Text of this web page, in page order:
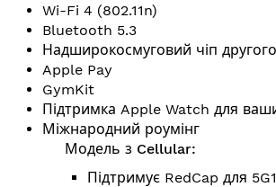
Wi-Fi 4 (802.11n)
Bluetooth 5.3
Надширокосмуговий чіп
Apple Pay
GymKit
Підтримка Apple Watch для
Міжнародний роумінг
Модель з Cellular:
Підтримує RedCap для